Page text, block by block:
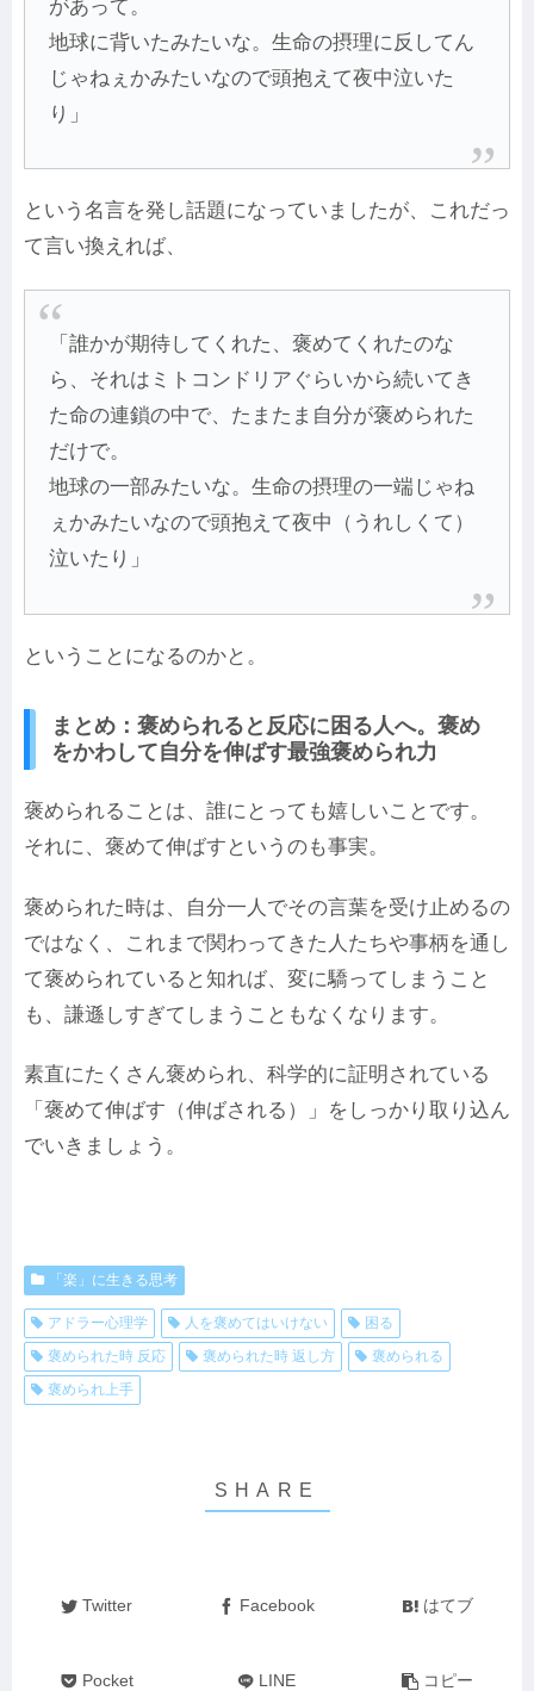
があって。
地球に背いたみたいな。生命の摂理に反してん
じゃねぇかみたいなので頭抱えて夜中泣いた
り」
という名言を発し話題になっていましたが、これだっ
て言い換えれば、
「誰かが期待してくれた、褒めてくれたのな
ら、それはミトコンドリアぐらいから続いてき
た命の連鎖の中で、たまたま自分が褒められた
だけで。
地球の一部みたいな。生命の摂理の一端じゃね
ぇかみたいなので頭抱えて夜中（うれしくて）
泣いたり」
ということになるのかと。
まとめ：褒められると反応に困る人へ。褒め
をかわして自分を伸ばす最強褒められ力
褒められることは、誰にとっても嬉しいことです。
それに、褒めて伸ばすというのも事実。
褒められた時は、自分一人でその言葉を受け止めるの
ではなく、これまで関わってきた人たちや事柄を通し
て褒められていると知れば、変に驕ってしまうこと
も、謙遜しすぎてしまうこともなくなります。
素直にたくさん褒められ、科学的に証明されている
「褒めて伸ばす（伸ばされる）」をしっかり取り込ん
でいきましょう。
「楽」に生きる思考
アドラー心理学 人を褒めてはいけない
困る
褒められた時 反応
褒められた時 返し方
褒められる
褒められ上手
Twitter Facebook はてブ
Pocket LINE コピー